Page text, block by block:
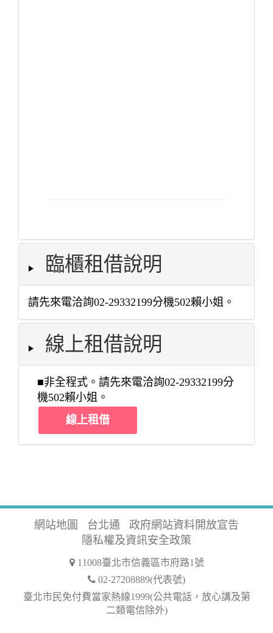
臨櫃租借說明
請先來電洽詢02-29332199分機502賴小姐。
線上租借說明
■非全程式。請先來電洽詢02-29332199分
機502賴小姐。
線上租借
網站地圖 台北通
政府網站資料開放宣告
隱私權及資訊安全政策
11008臺北市信義區市府路1號
02-27208889(代表號)
臺北市民免付費當家熱線1999(公共電話，放心講及第
二類電信除外)